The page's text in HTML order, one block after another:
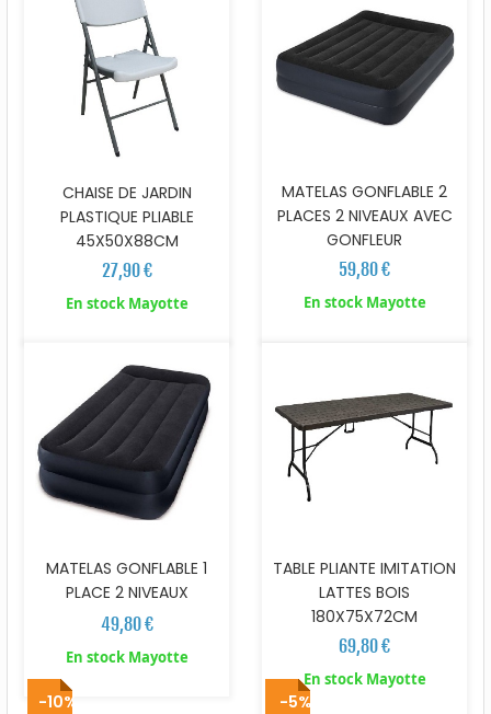
CHAISE DE JARDIN
PLASTIQUE PLIABLE
45X50X88CM
27,90 €
En stock Mayotte
MATELAS GONFLABLE 2
PLACES 2 NIVEAUX AVEC
GONFLEUR
59,80 €
En stock Mayotte
MATELAS GONFLABLE 1
PLACE 2 NIVEAUX
49,80 €
En stock Mayotte
TABLE PLIANTE IMITATION
LATTES BOIS
180X75X72CM
69,80 €
En stock Mayotte
-10% -5%